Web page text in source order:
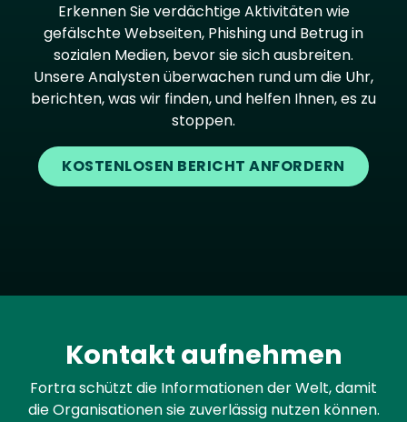
Erkennen Sie verdächtige Aktivitäten wie
gefälschte Webseiten, Phishing und Betrug in
sozialen Medien, bevor sie sich ausbreiten.
Unsere Analysten überwachen rund um die Uhr,
berichten, was wir finden, und helfen Ihnen, es zu
stoppen.
KOSTENLOSEN BERICHT ANFORDERN
Kontakt aufnehmen
Fortra schützt die Informationen der Welt, damit
die Organisationen sie zuverlässig nutzen können.